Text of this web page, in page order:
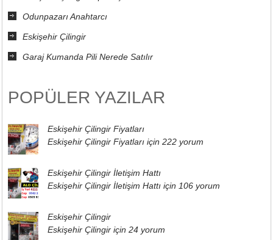
Odunpazarı Anahtarcı
Eskişehir Çilingir
Garaj Kumanda Pili Nerede Satılır
POPÜLER YAZILAR
Eskişehir Çilingir Fiyatları
Eskişehir Çilingir Fiyatları için 222 yorum
Eskişehir Çilingir İletişim Hattı
Eskişehir Çilingir İletişim Hattı için 106 yorum
Eskişehir Çilingir
Eskişehir Çilingir için 24 yorum